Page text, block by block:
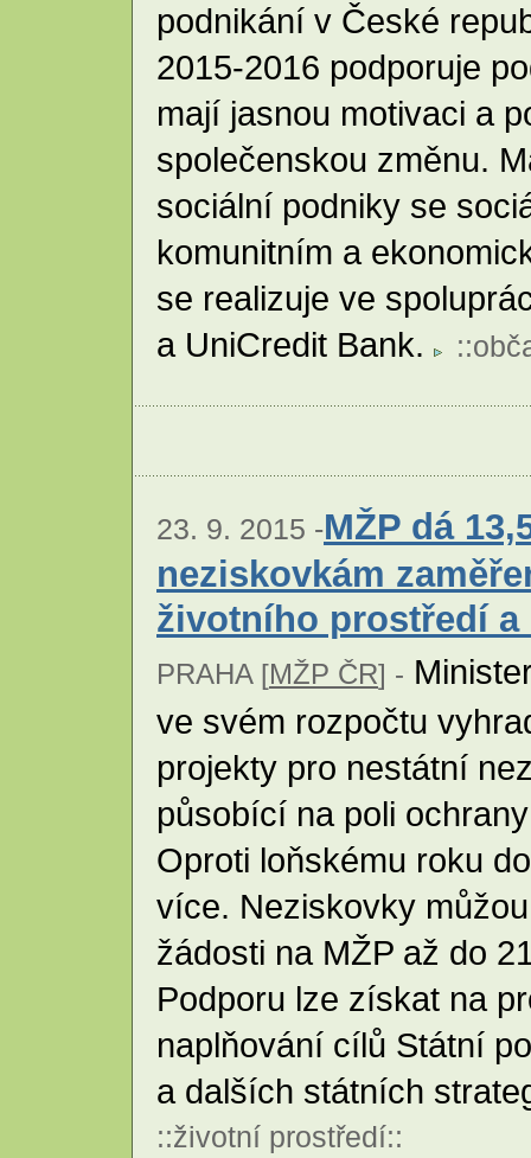
podnikání v České
2015-2016 podporuje
mají jasnou motivaci a
společenskou změnu.
sociální podniky se
komunitním a
se realizuje ve
a UniCredit Bank.
::
23. 9. 2015 -MŽP dá
neziskovkám
životního prostředí
PRAHA [MŽP ČR] -
ve svém rozpočtu
projekty pro nestátní
působící na poli
Oproti loňskému roku
více. Neziskovky
žádosti na MŽP až do
Podporu lze získat na
naplňování cílů Státní
a dalších státních
::životní prostředí::